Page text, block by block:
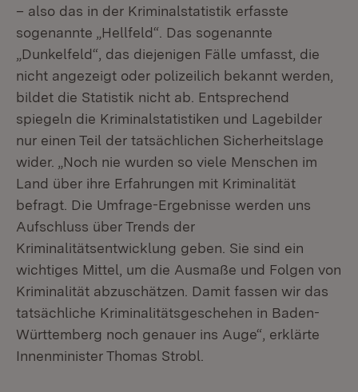
– also das in der Kriminalstatistik erfasste
sogenannte „Hellfeld“. Das sogenannte
„Dunkelfeld“, das diejenigen Fälle umfasst, die
nicht angezeigt oder polizeilich bekannt werden,
bildet die Statistik nicht ab. Entsprechend
spiegeln die Kriminalstatistiken und Lagebilder
nur einen Teil der tatsächlichen Sicherheitslage
wider. „Noch nie wurden so viele Menschen im
Land über ihre Erfahrungen mit Kriminalität
befragt. Die Umfrage-Ergebnisse werden uns
Aufschluss über Trends der
Kriminalitätsentwicklung geben. Sie sind ein
wichtiges Mittel, um die Ausmaße und Folgen von
Kriminalität abzuschätzen. Damit fassen wir das
tatsächliche Kriminalitätsgeschehen in Baden-
Württemberg noch genauer ins Auge“, erklärte
Innenminister Thomas Strobl.